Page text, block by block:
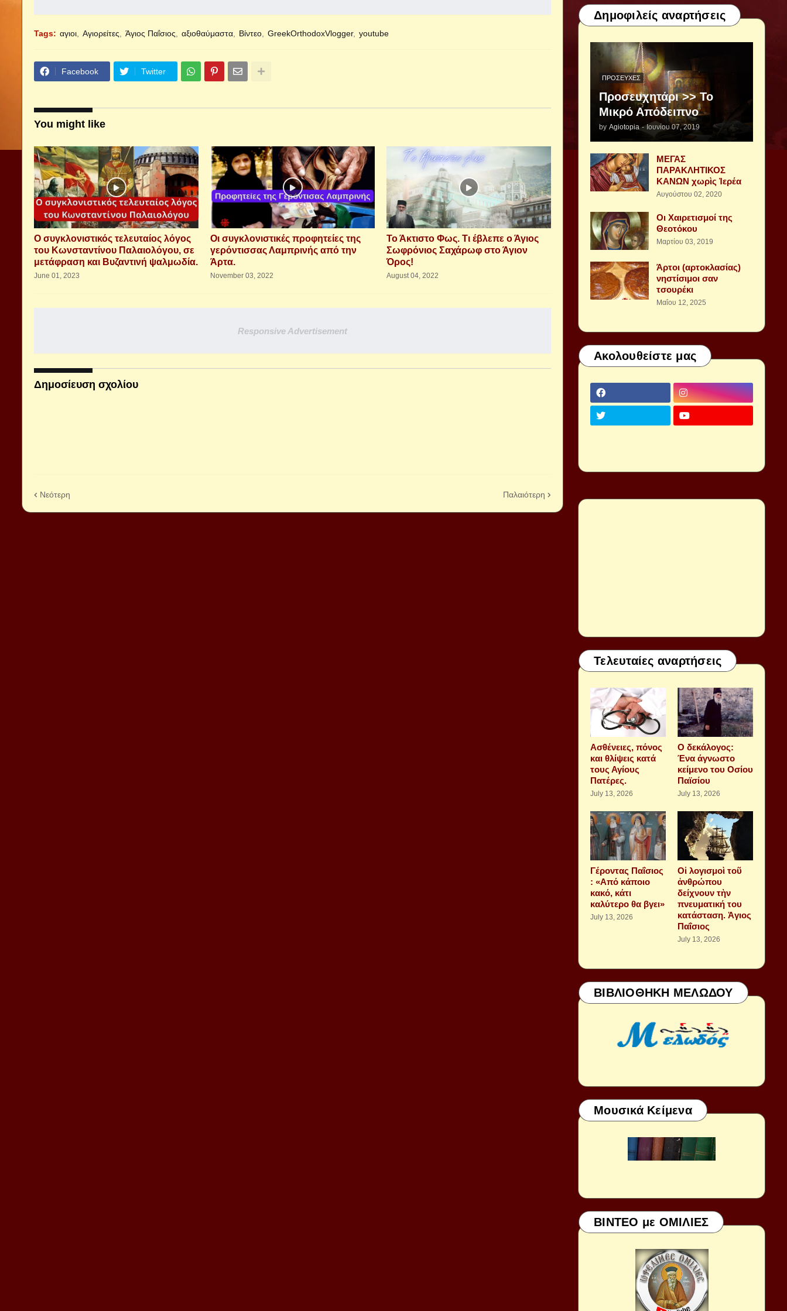
Tags: αγιοι Αγιορείτες Άγιος Παΐσιος αξιοθαύμαστα Βίντεο GreekOrthodoxVlogger youtube
Facebook Twitter
You might like
Ο συγκλονιστικός τελευταίος λόγος
του Κωνσταντίνου Παλαιολόγου, σε
μετάφραση και Βυζαντινή ψαλμωδία.
June 01, 2023
Οι συγκλονιστικές προφητείες της
γερόντισσας Λαμπρινής από την
Άρτα.
November 03, 2022
Το Άκτιστο Φως. Τι έβλεπε ο Άγιος
Σωφρόνιος Σαχάρωφ στο Άγιον
Όρος!
August 04, 2022
Responsive Advertisement
Δημοσίευση σχολίου
Νεότερη Παλαιότερη
Δημοφιλείς αναρτήσεις
ΠΡΟΣΕΥΧΈΣ
Προσευχητάρι >> Το
Μικρό Απόδειπνο
by Agiotopia - Ιουνίου 07, 2019
ΜΕΓΑΣ
ΠΑΡΑΚΛΗΤΙΚΟΣ
ΚΑΝΩΝ χωρὶς Ἱερέα
Αυγούστου 02, 2020
Οι Χαιρετισμοί της
Θεοτόκου
Μαρτίου 03, 2019
Άρτοι (αρτοκλασίας)
νηστίσιμοι σαν
τσουρέκι
Μαΐου 12, 2025
Ακολουθείστε μας
Τελευταίες αναρτήσεις
Aσθένειες, πόνος
και θλίψεις κατά
τους Αγίους
Πατέρες.
July 13, 2026
Ο δεκάλογος:
Ένα άγνωστο
κείμενο του Οσίου
Παϊσίου
July 13, 2026
Γέροντας Παΐσιος
: «Από κάποιο
κακό, κάτι
καλύτερο θα βγει»
July 13, 2026
Οἱ λογισμοὶ τοῦ
ἀνθρώπου
δείχνουν τὴν
πνευματική του
κατάσταση. Ἁγιος
Παΐσιος
July 13, 2026
ΒΙΒΛΙΟΘΗΚΗ ΜΕΛΩΔΟΥ
Μουσικά Κείμενα
ΒΙΝΤΕΟ με ΟΜΙΛΙΕΣ